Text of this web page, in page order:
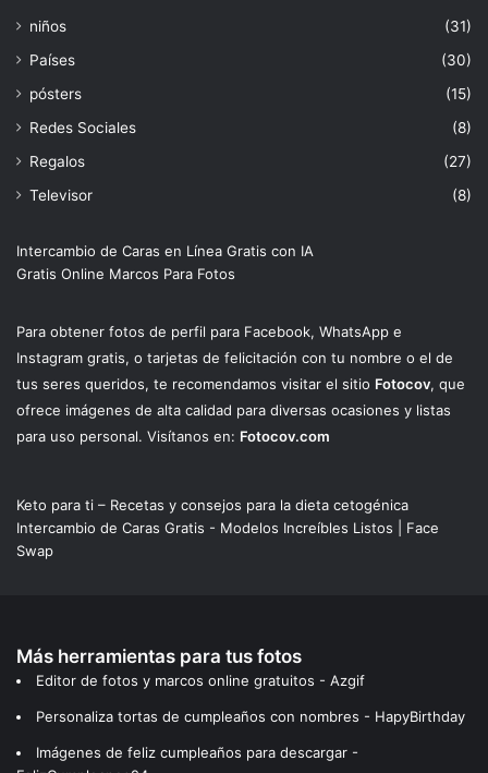
niños
(31)
Países
(30)
pósters
(15)
Redes Sociales
(8)
Regalos
(27)
Televisor
(8)
Intercambio de Caras en Línea Gratis con IA
Gratis Online Marcos Para Fotos
Para obtener fotos de perfil para Facebook, WhatsApp e
Instagram gratis, o tarjetas de felicitación con tu nombre o el de
tus seres queridos, te recomendamos visitar el sitio Fotocov, que
ofrece imágenes de alta calidad para diversas ocasiones y listas
para uso personal. Visítanos en: Fotocov.com
Keto para ti – Recetas y consejos para la dieta cetogénica
Intercambio de Caras Gratis - Modelos Increíbles Listos | Face
Swap
Más herramientas para tus fotos
Editor de fotos y marcos online gratuitos - Azgif
Personaliza tortas de cumpleaños con nombres - HapyBirthday
Imágenes de feliz cumpleaños para descargar -